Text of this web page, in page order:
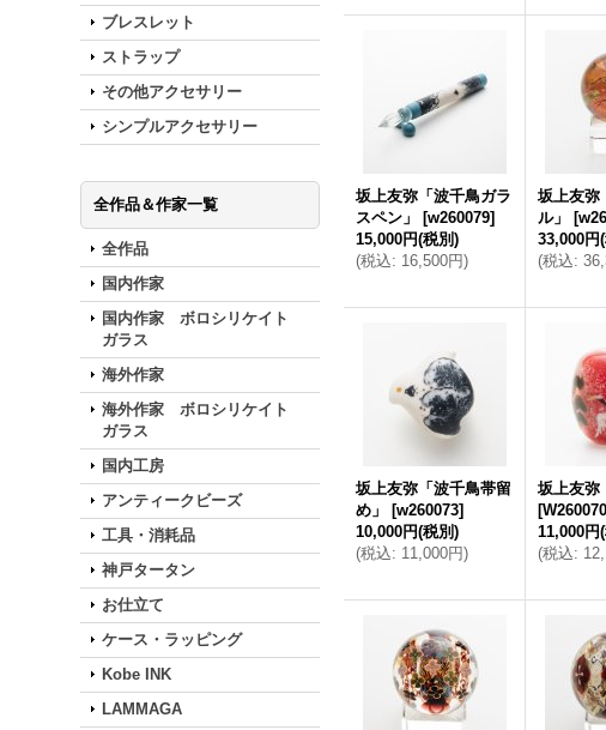
ブレスレット
ストラップ
その他アクセサリー
シンプルアクセサリー
全作品＆作家一覧
全作品
国内作家
国内作家 ボロシリケイト
ガラス
海外作家
海外作家 ボロシリケイト
ガラス
国内工房
アンティークビーズ
工具・消耗品
神戸タータン
お仕立て
ケース・ラッピング
Kobe INK
LAMMAGA
坂上友弥「波千鳥ガラ
スペン」
[w260079]
15,000円(税別)
(税込: 16,500円)
坂上友弥
ル」
[
33,000円
(税込:
坂上友弥「波千鳥帯留
め」
[w260073]
10,000円(税別)
(税込: 11,000円)
坂上友弥
[
11,000円
(税込: